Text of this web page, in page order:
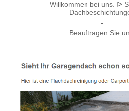
Willkommen bei uns. ᐅ
-
Beauftragen Sie